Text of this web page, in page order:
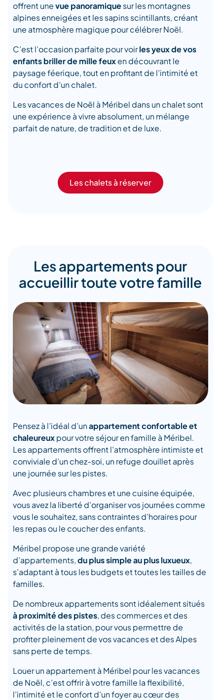
offrent unevue panoramiquesur les montagnes
alpines enneigées et les sapins scintillants, créant
une atmosphère magique pour célébrer Noël.
C’est l’occasion parfaite pour voirles yeux de vos
enfants briller de mille feuxen découvrant le
paysage féerique, tout en profitant de l’intimité et
du confort d’un chalet.
Les vacances de Noël à Méribel dans un chalet sont
une expérience à vivre absolument, un mélange
parfait de nature, de tradition et de luxe.
Les chalets à réserver
Les appartements pour
accueillir toute votre famille
Pensez à l’idéal d’unappartement confortable et
chaleureuxpour votre séjour en famille à Méribel.
Les appartements offrent l’atmosphère intimiste et
conviviale d’un chez-soi, un refuge douillet après
une journée sur les pistes.
Avec plusieurs chambres et une cuisine équipée,
vous avez la liberté d’organiser vos journées comme
vous le souhaitez, sans contraintes d’horaires pour
les repas ou le coucher des enfants.
Méribel propose une grande variété
d’appartements,du plus simple au plus luxueux,
s’adaptant à tous les budgets et toutes les tailles de
familles.
De nombreux appartements sont idéalement situés
à proximité des pistes, des commerces et des
activités de la station, pour vous permettre de
profiter pleinement de vos vacances et des Alpes
sans perte de temps.
Louer un appartement à Méribel pour les vacances
de Noël, c’est offrir à votre famille la flexibilité,
l’intimité et le confort d’un foyer au cœur des